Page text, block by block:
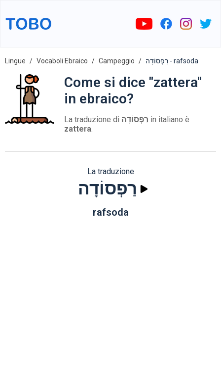
Lingue Vocaboli Ebraico Campeggio רַפְסוֹדָה - rafsoda
Come si dice "zattera"
in ebraico?
La traduzione di רַפְסוֹדָה in italiano è
zattera.
La traduzione
רַפְסוֹדָה
rafsoda